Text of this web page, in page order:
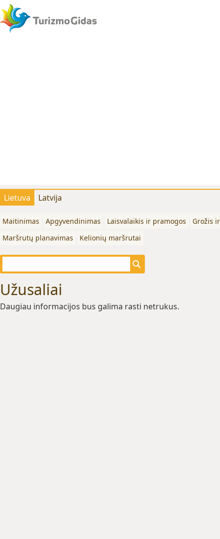
Lietuva Latvija
Maitinimas Apgyvendinimas Laisvalaikis ir pramogos
Grožis
Maršrutų planavimas
Kelionių maršrutai
Užusaliai
Daugiau informacijos bus galima rasti netrukus.